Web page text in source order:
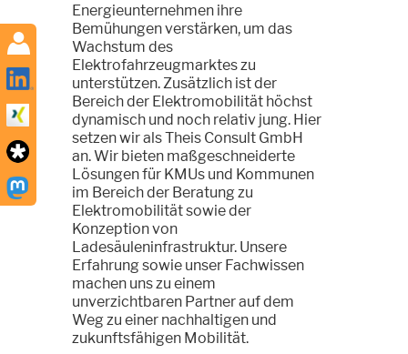
Energieunternehmen ihre
Bemühungen verstärken, um das
Wachstum des
Elektrofahrzeugmarktes zu
unterstützen. Zusätzlich ist der
Bereich der Elektromobilität höchst
dynamisch und noch relativ jung. Hier
setzen wir als Theis Consult GmbH
an. Wir bieten maßgeschneiderte
Lösungen für KMUs und Kommunen
im Bereich der Beratung zu
Elektromobilität sowie der
Konzeption von
Ladesäuleninfrastruktur. Unsere
Erfahrung sowie unser Fachwissen
machen uns zu einem
unverzichtbaren Partner auf dem
Weg zu einer nachhaltigen und
zukunftsfähigen Mobilität.